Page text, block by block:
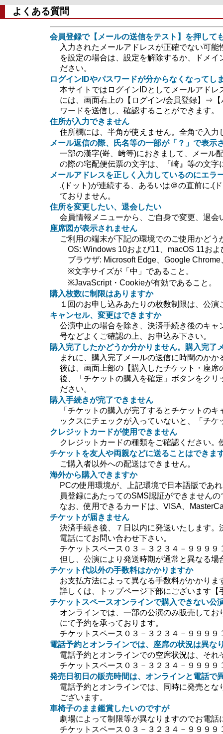
よくある質問
会員登録で【メールの送信をテスト】を押して
入力されたメールアドレスが正確でない可
を設定の場合は、設定を解除するか、ドメ
ださい。
ログインIDやパスワードが分からなくなってし
本サイトではログインIDとしてメールアド
には、画面右上の【ログイン/会員登録】⇒
ワードを送信し、確認することができます。
住所が入力できません
住所欄には、半角が使えません。全角で入力
メール返信の際、氏名等の一部が「？」で表示
一部の漢字(嵜、﨑等)におきまして、メール
の際の宅配便伝票の文字は、『崎』等の文
メールアドレスを正しく入力しているのにエラ
.(ドット)が連続する、あるいは＠の直前に.(
ておりません。
住所を変更したい、退会したい
会員情報メニューから、ご自身で変更、退会
座席図が表示されません
ご利用の端末が下記の環境でのご使用かどう
OS: Windows 10および11、macOS 11お
ブラウザ: Microsoft Edge、Google Chrome
※文字サイズが「中」であること。
※JavaScript・Cookieが有効であること。
購入枚数に制限はありますか
１回のお申し込みあたりの枚数制限は、公演
キャンセル、変更はできますか
公演中止の場合を除き、決済手続き後のキ
号などよくご確認の上、お申込み下さい。
購入完了したかどうか分かりません。購入完了
まれに、購入完了メールの送信に時間のか
後は、画面上部の【購入したチケット・座
後、「チケットの購入を確定」ボタンをク
ださい。
購入手続きが完了できません
「チケットの購入が完了するとチケットの
ックスにチェックが入っていないと、「チ
クレジットカードが使用できません
クレジットカードの種類をご確認ください
チケットを友人や両親などに送ることはできま
ご購入者以外への配送はできません。
海外から購入できますか
PCの使用環境が、上記環境で日本語版であ
員登録にあたってのSMS認証ができません
なお、使用できるカードは、VISA、
チケットが届きません
決済手続き後、７日以内に発送いたします
電話にてお問い合わせ下さい。
チケットスペース０３－３２３４－９９９９
但し、公演により発送時期が通常と異なる
チケット代以外の手数料はかかりますか
お支払方法によって異なる手数料がかかりま
詳しくは、トップページ下部にございます【
チケットスペースオンラインで購入できない公
オンラインでは、一部の公演のみ販売して
にて予約を承っております。
チケットスペース０３－３２３４－９９９９
電話予約とオンラインでは、座席の状況は異な
電話予約とオンラインでの空席状況は、それ
チケットスペース０３－３２３４－９９９９
発売日初日の販売時間は、オンラインと電話で
電話予約とオンラインでは、同時に発売と
ございます。
車椅子のまま鑑賞したいのですが
劇場によって制限等が異なりますのでお電話
チケットスペース０３－３２３４－９９９９